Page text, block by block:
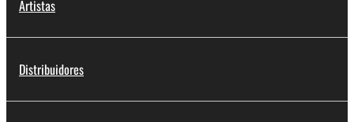
Artistas
Distribuidores